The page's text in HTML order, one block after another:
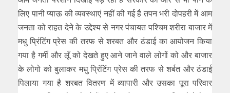
लिए पानी प्याऊ की व्यवस्थाएं नहीं की गई है तपन भरी दोपहरी में आम
जनता को राहत देने के उद्देश्य से नगर पंचायत पश्चिम शरीरा बाजार में
मधु प्रिंटिंग प्रेस की तरफ से शरबत और ठंडाई का आयोजन किया
गया है गर्मी और लूँ को देखते हुए आने जाने वाले लोगों को और बाजार
के लोगो को बुलाकर मधु प्रिंटिंग प्रेस की तरफ से शर्बत और ठंडाई
पिलाया गया है शरबत वितरण में व्यापारी और उसका पूरा परिवार